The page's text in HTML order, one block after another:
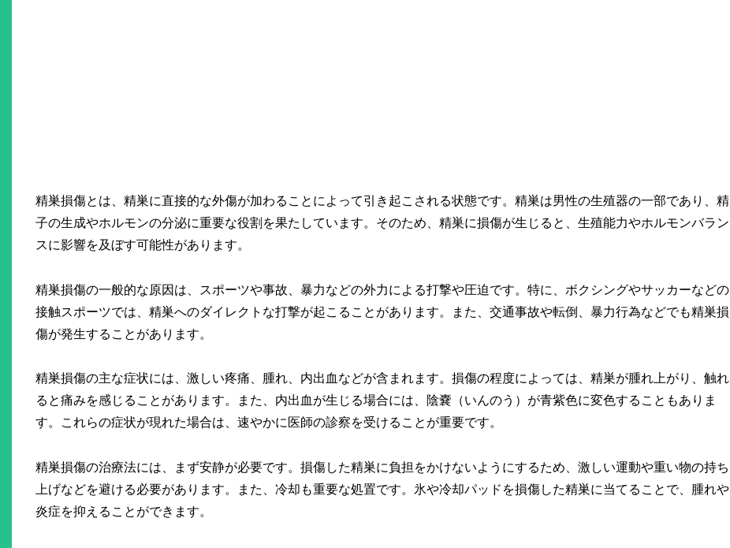
精巣損傷とは、精巣に直接的な外傷が加わることによって引き起こされる状態です。精巣は男性の生殖器の一部であり、精
子の生成やホルモンの分泌に重要な役割を果たしています。そのため、精巣に損傷が生じると、生殖能力やホルモンバラン
スに影響を及ぼす可能性があります。
精巣損傷の一般的な原因は、スポーツや事故、暴力などの外力による打撃や圧迫です。特に、ボクシングやサッカーなどの
接触スポーツでは、精巣へのダイレクトな打撃が起こることがあります。また、交通事故や転倒、暴力行為などでも精巣損
傷が発生することがあります。
精巣損傷の主な症状には、激しい疼痛、腫れ、内出血などが含まれます。損傷の程度によっては、精巣が腫れ上がり、触れ
ると痛みを感じることがあります。また、内出血が生じる場合には、陰嚢（いんのう）が青紫色に変色することもありま
す。これらの症状が現れた場合は、速やかに医師の診察を受けることが重要です。
精巣損傷の治療法には、まず安静が必要です。損傷した精巣に負担をかけないようにするため、激しい運動や重い物の持ち
上げなどを避ける必要があります。また、冷却も重要な処置です。氷や冷却パッドを損傷した精巣に当てることで、腫れや
炎症を抑えることができます。